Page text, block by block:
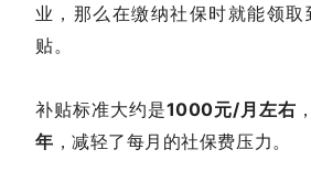
业，那么在缴纳社保时就能领
贴。
补贴标准大约是1000元/月左右
年 ，减轻了每月的社保费压力。